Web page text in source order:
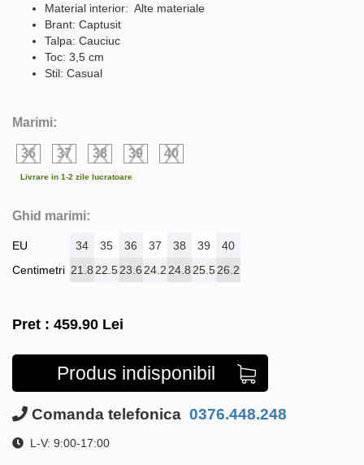
Material interior: Alte materiale
Brant: Captusit
Talpa: Cauciuc
Toc: 3,5 cm
Stil: Casual
Marimi:
36 37 38 39 40
Livrare in 1-2 zile lucratoare
Ghid marimi:
EU
Centimetri
34 35 36 37 38 39
40
21.8 22.523.6 24.2 24.8 25.526.2
Pret : 459.90 Lei
Produs indisponibil
Comanda telefonica 0376.448.248
L-V: 9:00-17:00